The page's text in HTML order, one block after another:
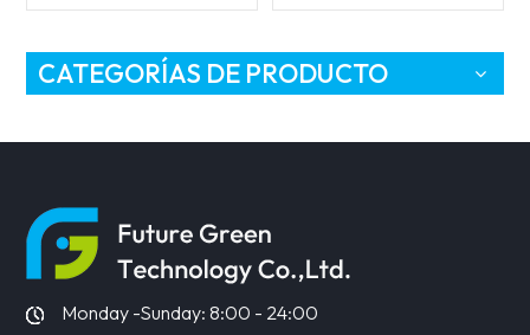
CATEGORÍAS DE PRODUCTO
Monday -Sunday: 8:00 - 24:00